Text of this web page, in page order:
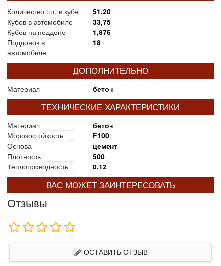
Количество шт. в кубе
51.20
Кубов в автомобиле
33,75
Кубов на поддоне
1,875
Поддонов в
автомобиле
18
ДОПОЛНИТЕЛЬНО
Материал бетон
ТЕХНИЧЕСКИЕ ХАРАКТЕРИСТИКИ
Материал
бетон
Морозостойкость
F100
Основа
цемент
Плотность
500
Теплопроводность
0,12
ВАС МОЖЕТ ЗАИНТЕРЕСОВАТЬ
Отзывы
ОСТАВИТЬ ОТЗЫВ